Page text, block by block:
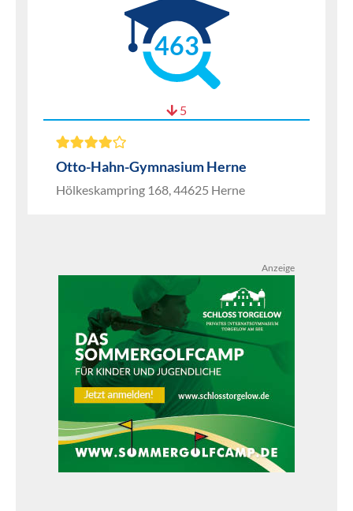
463
5
Otto-Hahn-Gymnasium Herne
Hölkeskampring 168, 44625 Herne
Anzeige